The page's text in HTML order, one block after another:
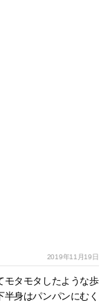
2019年11月19日
モタモタしたような歩
身はパンパンにむく